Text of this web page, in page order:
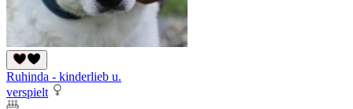
Ruhinda - kinderlieb u.
verspielt